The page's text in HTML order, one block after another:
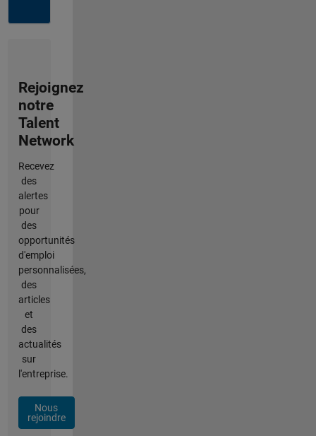
Rejoignez
notre
Talent
Network
Recevez
des
alertes
pour
des
opportunités
d'emploi
personnalisées,
des
articles
et
des
actualités
sur
l'entreprise.
Nous
rejoindre